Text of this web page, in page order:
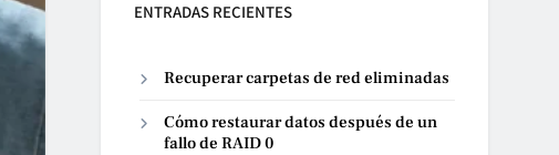
ENTRADAS RECIENTES
Recuperar carpetas de red eliminadas
Cómo restaurar datos después de un
fallo de RAID 0